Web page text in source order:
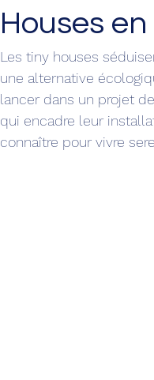
Houses
Les tiny houses
une alternative
lancer dans un projet
qui encadre leur
connaître pour vivre